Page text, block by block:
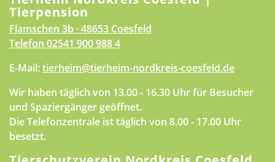
Tierpension
Flamschen 3b · 48653 Coesfeld
Telefon 02541 900 988 4
E-Mail:tierheim@tierheim-nordkreis-coesfeld.de
Wir haben täglich von 13.00 - 16.30 Uhr für Besucher
und Spaziergänger geöffnet.
Die Telefonzentrale ist täglich von 8.00 - 17.00 Uhr
besetzt.